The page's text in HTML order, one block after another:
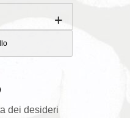
dei desideri